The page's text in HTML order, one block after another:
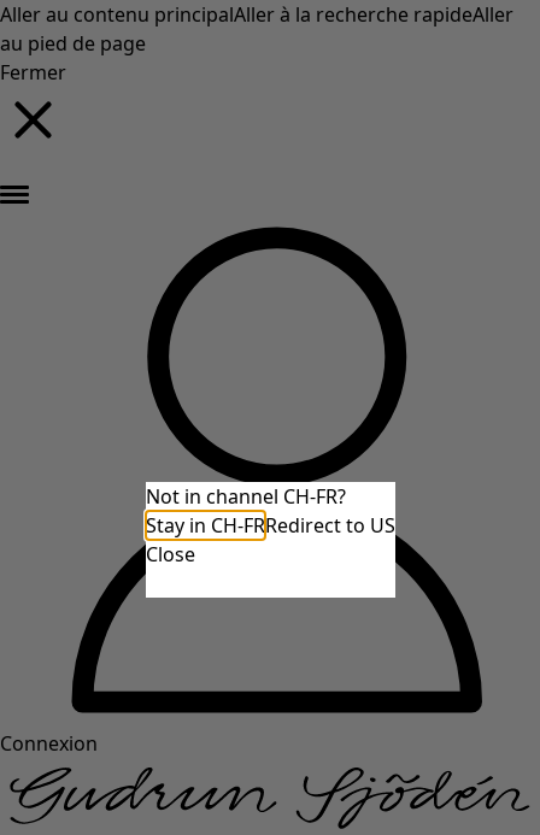
Aller au contenu principalAller à la recherche rapideAller
au pied de page
Fermer
Connexion
Not in channel CH-FR?
Stay in CH-FRRedirect to US
Close